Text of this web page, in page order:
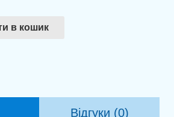
в кошик
Відгуки (0)